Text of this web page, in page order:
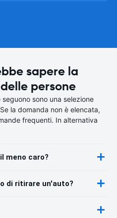
sapere la
persone
sono una selezione
la domanda non è elencata,
frequenti. In alternativa
meno caro?
di ritirare un'auto?